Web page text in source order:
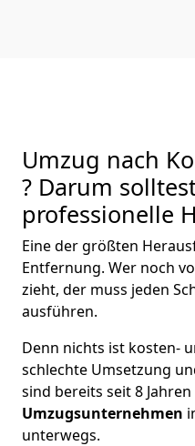
Umzug nach
? Darum
professionelle
Eine der größten
Entfernung. Wer noch
zieht, der muss jeden
ausführen.
Denn nichts ist kosten-
schlechte Umsetzung
sind bereits seit 8 Jahren
Umzugsunternehmen
unterwegs.